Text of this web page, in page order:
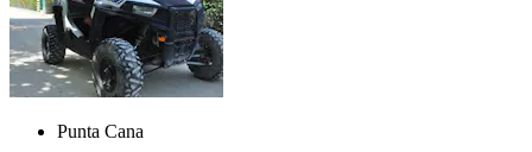
Punta Cana